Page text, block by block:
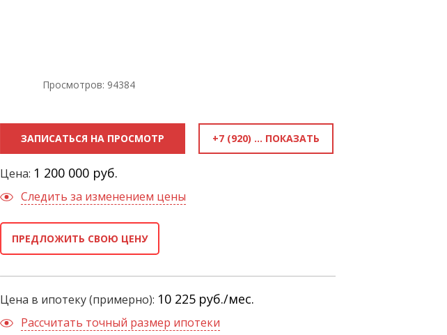
Просмотров: 94384
ЗАПИСАТЬСЯ НА ПРОСМОТР +7 (920) 289-39-99
Цена: 1 200 000 руб.
Следить за изменением цены
ПРЕДЛОЖИТЬ СВОЮ ЦЕНУ
Цена в ипотеку (примерно): 10 225 руб./мес.
Рассчитать точный размер ипотеки